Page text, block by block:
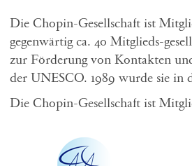
Die Chopin-Gesellschaft ist
gegenwärtig ca. 40 Mitglieds-
zur Förderung von Kontakten
der UNESCO. 1989 wurde sie
Die Chopin-Gesellschaft ist